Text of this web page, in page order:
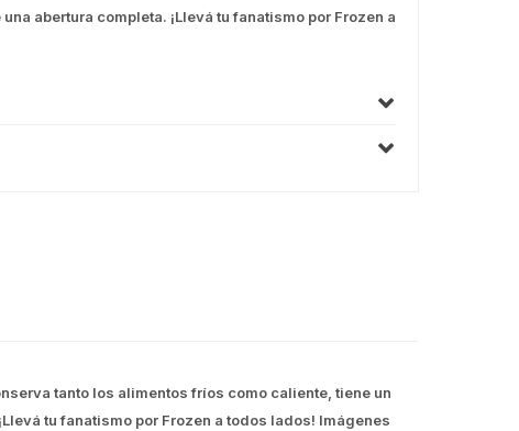
abertura completa. ¡Llevá tu fanatismo por Frozen a
tanto los alimentos fríos como caliente, tiene un
tu fanatismo por Frozen a todos lados! Imágenes